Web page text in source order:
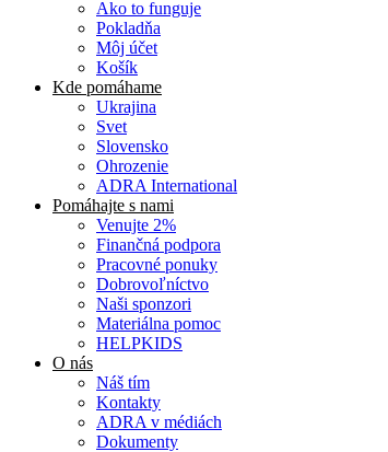
Ako to funguje
Pokladňa
Môj účet
Košík
Kde pomáhame
Ukrajina
Svet
Slovensko
Ohrozenie
ADRA International
Pomáhajte s nami
Venujte 2%
Finančná podpora
Pracovné ponuky
Dobrovoľníctvo
Naši sponzori
Materiálna pomoc
HELPKIDS
O nás
Náš tím
Kontakty
ADRA v médiách
Dokumenty